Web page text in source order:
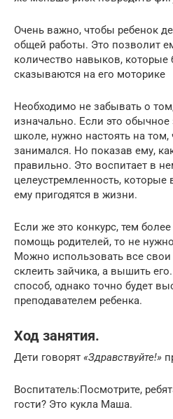
Очень важно, чтобы ребенок
общей работы. Это позволит
количество навыков, которые
сказываются на его моторике
Необходимо не забывать о
изначально. Если это
школе, нужно настоять на
занимался. Но показав ему,
правильно. Это воспитает в
целеустремленность,
ему пригодятся в жизни.
Если же это конкурс, тем
помощь родителей, то не
Можно использовать все свои
склеить зайчика, а вышить
способ, однако точно будет
преподавателем ребенка.
Ход занятия.
Дети говорят «Здравствуйте!»
Воспитатель:Посмотрите,
гости? Это кукла Маша.